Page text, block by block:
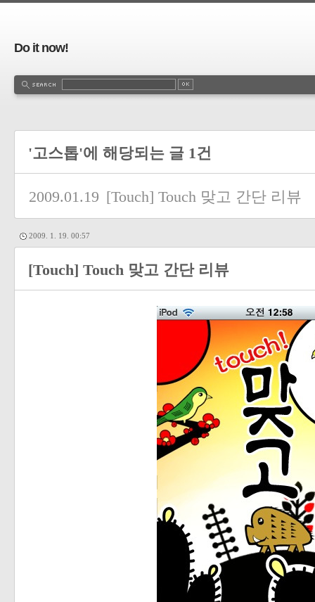
Do it now!
'고스톱'에 해당되는 글 1건
2009.01.19 [Touch] Touch 맞고 간단 리뷰
2009. 1. 19. 00:57
[Touch] Touch 맞고 간단 리뷰